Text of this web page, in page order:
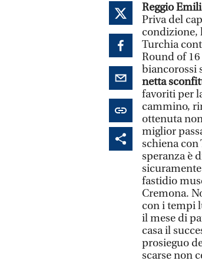
Reggio
Priva del
condizione,
Turchia
Round of
biancorossi
netta
favoriti per
cammino,
ottenuta
miglior
schiena con
speranza è
fastidio
Cremona.
con i tempi
il mese di
casa il
prosieguo
scarse non